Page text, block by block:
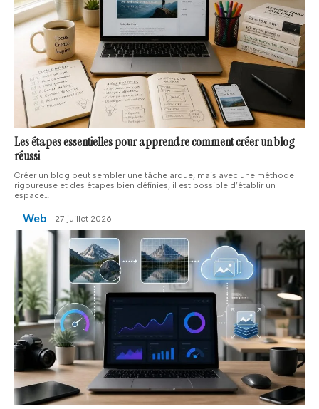
Les étapes essentielles pour apprendre comment créer un blog
réussi
Créer un blog peut sembler une tâche ardue, mais avec une méthode
rigoureuse et des étapes bien définies, il est possible d’établir un
espace…
Web 27 juillet 2026